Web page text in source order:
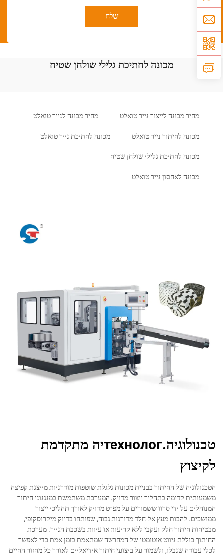
שלח
מכונה לחתיכת גלילי שולחן שטיח
מחיר מכונה לייצור נייר טואלט מחיר מכונה לנייר טואלט
מכונה לחיתוך נייר טואלט מכונה לחתיכת נייר טואלט
מכונה לחתיכת גלילי שולחן שטיח
מכונה לאחסון נייר טואלט
טכנולוגיה.технологיה מתקדמת
לקיצוץ
הטכנולוגיה של החיתוך בבניית מכונות גלגלת שוטפות מודרניות מייצגת קפיצה
משמעותית קדימה בתהליך ייצור מדויק. המערכת משתמשת במנגנוני חיתוך
המנוהלים על ידי סרוו ששמורים על מפרט מדויק לאורך תהליכי ייצור
ממושכים. להבות מעץ אל-חלד מדורגות גבוה, שפותחו בדיוק מיקרוסקופי,
מבטיחות חיתוך חלק ועקבי ללא קריעות או עיוות בשכבת הנייר. מערכת
החיתוך כוללת ניווט אוטומטי של המחרשה שמתאמת בזמן אמת כדי לאפשר
לכלי עבודה שנבלו, ולשמור על ביצועי חיתוך אידיאליים לאורך כל מחזור החיים